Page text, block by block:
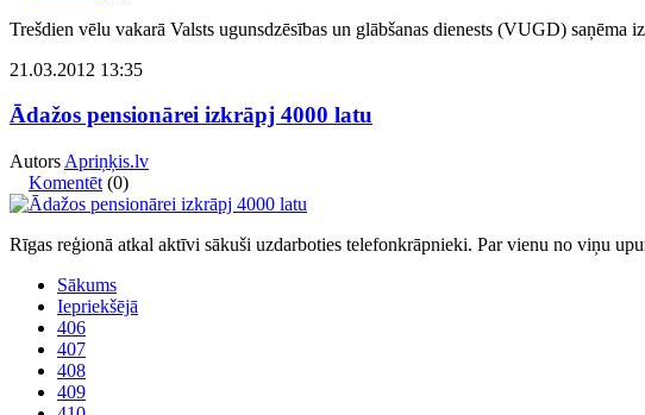
Trešdien vēlu vakarā Valsts ugunsdzēsības un glābšanas dienests (VUGD)
21.03.2012 13:35
Ādažos pensionārei izkrāpj 4000 latu
Autors Apriņķis.lv
Komentēt (0)
Rīgas reģionā atkal aktīvi sākuši uzdarboties telefonkrāpnieki. Par vienu no viņu
Sākums
Iepriekšējā
406
407
408
409